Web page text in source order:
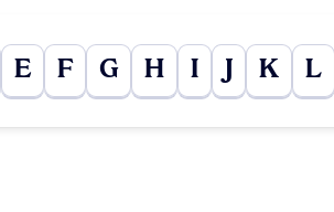
E F G H I J K L